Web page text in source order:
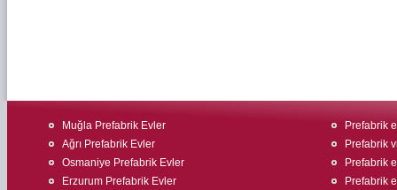
Muğla Prefabrik Evler
Ağrı Prefabrik Evler
Osmaniye Prefabrik Evler
Erzurum Prefabrik Evler
Prefabrik
Prefabrik
Prefabrik
Prefabrik